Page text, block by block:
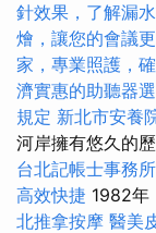
針效果，了解漏
燴，讓您的會議
家，專業照護，
濟實惠的助聽器
規定 新北市安養
河岸擁有悠久的
台北記帳士事務
高效快捷 1982年
北推拿按摩 醫美